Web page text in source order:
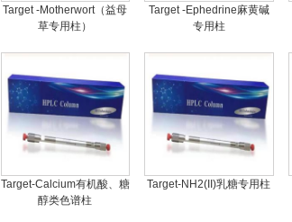
Target -Motherwort（益母
草专用柱）
Target -Ephedrine麻黄碱
专用柱
Target-Calcium有机酸、糖
醇类色谱柱
Target-NH2(II)乳糖专用柱